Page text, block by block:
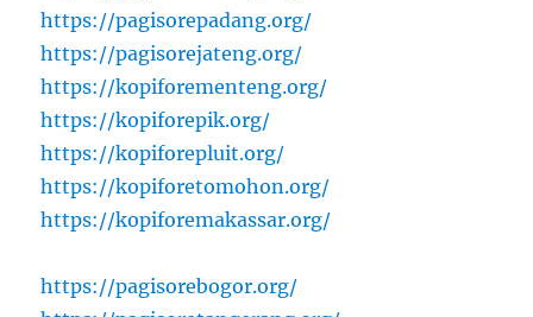
https://pagisorepadang.org/
https://pagisorejateng.org/
https://kopiforementeng.org/
https://kopiforepik.org/
https://kopiforepluit.org/
https://kopiforetomohon.org/
https://kopiforemakassar.org/
https://pagisorebogor.org/